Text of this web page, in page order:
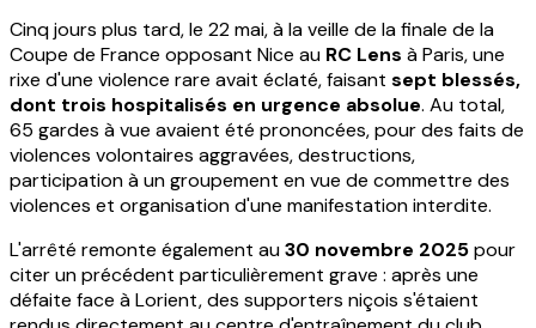
Cinq jours plus tard, le 22 mai, à la veille de la finale de la
Coupe de France opposant Nice au RC Lens à Paris, une
rixe d'une violence rare avait éclaté, faisant sept blessés,
dont trois hospitalisés en urgence absolue. Au total,
65 gardes à vue avaient été prononcées, pour des faits de
violences volontaires aggravées, destructions,
participation à un groupement en vue de commettre des
violences et organisation d'une manifestation interdite.
L'arrêté remonte également au30 novembre 2025pour
citer un précédent particulièrement grave : après une
défaite face à Lorient, des supporters niçois s'étaient